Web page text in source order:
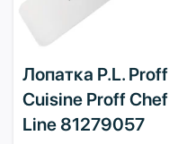
Лопатка P.L. Proff
Cuisine Proff Chef
Line 81279057